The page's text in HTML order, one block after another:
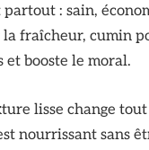
partout : sain,
fraîcheur, cumin
booste le moral.
lisse change
nourrissant sans